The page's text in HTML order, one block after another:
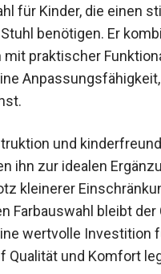
für Kinder, die einen
benötigen. Er
mit praktischer
und
ihn zur idealen
kleinerer
Farbauswahl bleibt der
wertvolle Investition
Qualität und Komfort